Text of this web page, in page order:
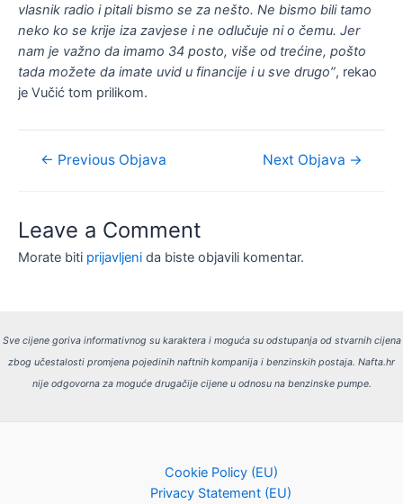
vlasnik radio i pitali bismo se za nešto. Ne bismo bili tamo
neko ko se krije iza zavjese i ne odlučuje ni o čemu. Jer
nam je važno da imamo 34 posto, više od trećine, pošto
tada možete da imate uvid u financije i u sve drugo”, rekao
je Vučić tom prilikom.
Navigacija
← Previous Objava Next Objava →
Leave a Comment
Morate biti prijavljeni da biste objavili komentar.
Sve cijene goriva informativnog su karaktera i moguća su odstupanja od stvarnih cijena
zbog učestalosti promjena pojedinih naftnih kompanija i benzinskih postaja. Nafta.hr
nije odgovorna za moguće drugačije cijene u odnosu na benzinske pumpe.
Cookie Policy (EU)
Privacy Statement (EU)